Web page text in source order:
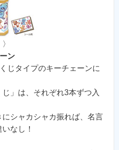
ン
じタイプのキーチェーンに
」は、それぞれ3本ずつ入
シャカシャカ振れば、名言
なし！